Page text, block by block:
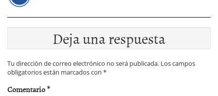
Deja una respuesta
Tu dirección de correo electrónico no será publicada. Los campos
obligatorios están marcados con *
Comentario*